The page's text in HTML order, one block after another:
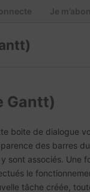
Je
Gantt)
boite de dialogue
des barres
sont associés. Une
le
tâche créée,